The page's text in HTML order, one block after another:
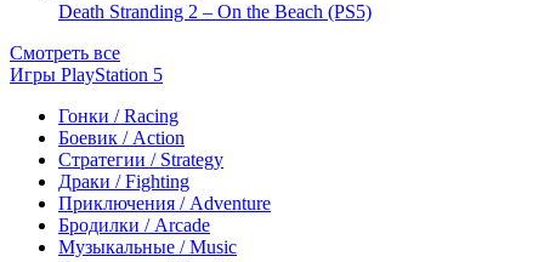
Death Stranding 2 – On the Beach (PS5)
Смотреть все
Игры PlayStation 5
Гонки / Racing
Боевик / Action
Стратегии / Strategy
Драки / Fighting
Приключения / Adventure
Бродилки / Arcade
Музыкальные / Music